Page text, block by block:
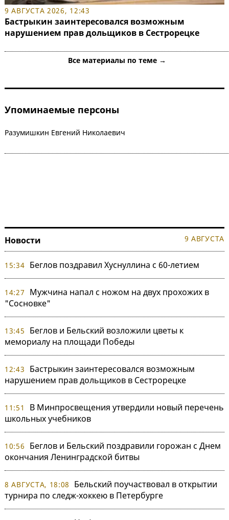
9 АВГУСТА 2026, 12:43
Бастрыкин заинтересовался возможным
нарушением прав дольщиков в Сестрорецке
Все материалы по теме →
Упоминаемые персоны
Разумишкин Евгений Николаевич
Новости 9 АВГУСТА
15:34 Беглов поздравил Хуснуллина с 60-летием
14:27
Мужчина напал с ножом на двух прохожих в
"Сосновке"
13:45
Беглов и Бельский возложили цветы к
мемориалу на площади Победы
12:43
Бастрыкин заинтересовался возможным
нарушением прав дольщиков в Сестрорецке
11:51
В Минпросвещения утвердили новый перечень
школьных учебников
10:56
Беглов и Бельский поздравили горожан с Днем
окончания Ленинградской битвы
8 АВГУСТА, 18:08
Бельский поучаствовал в открытии
турнира по следж-хоккею в Петербурге